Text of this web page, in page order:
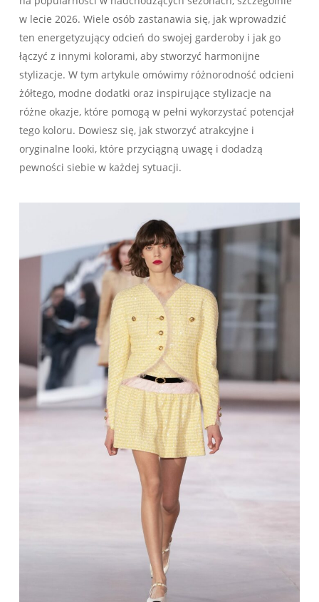
w lecie ⁤2026. Wiele osób zastanawia się, jak ‍wprowadzić⁢
ten energetyzujący odcień ​do ‌swojej garderoby ‌i jak⁤ go
łączyć z innymi kolorami, ‌aby stworzyć harmonijne ​
stylizacje. W tym artykule omówimy różnorodność odcieni
żółtego, modne dodatki‌ oraz ⁤inspirujące stylizacje⁤ na‍
różne okazje, które pomogą w pełni wykorzystać potencjał
tego koloru. Dowiesz się, jak stworzyć atrakcyjne‌ i
oryginalne looki, które przyciągną uwagę⁢ i dodadzą
pewności⁣ siebie w ⁢każdej sytuacji.